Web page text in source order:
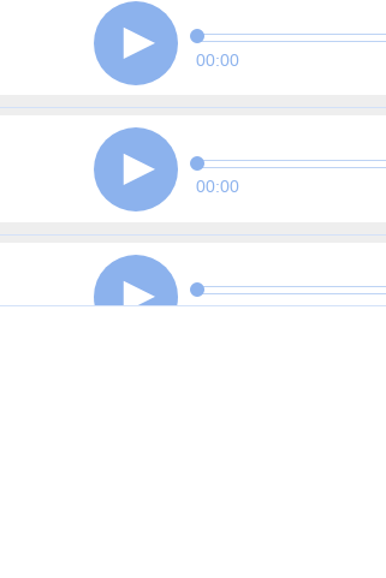
00:00
00:00
00:00